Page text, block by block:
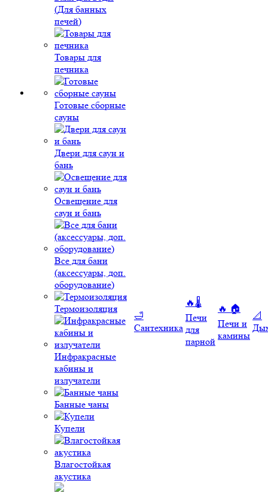
(Для банных
печей)
Товары для
печника
Готовые сборные
сауны
Двери для саун и
бань
Освещение для
саун и бань
Все для бани
(аксессуары, доп.
оборудование)
Термоизоляция
Инфракрасные
кабины и
излучатели
Банные чаны
Купели
Влагостойкая
акустика
🛁
Сантехника
🔥🌡️
Печи
для
парной
🔥 🏠
Печи и
камины
📐